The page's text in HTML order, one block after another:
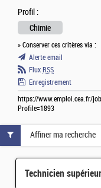
Profil :
Chimie
» Conserver ces critères via :
Alerte email
Flux RSS
Enregistrement
https://www.emploi.cea.fr/
Profile=1893
Affiner ma recherche